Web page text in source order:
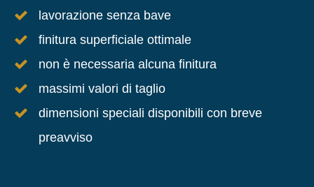
lavorazione senza bave
finitura superficiale ottimale
non è necessaria alcuna finitura
massimi valori di taglio
dimensioni speciali disponibili con breve
preavviso